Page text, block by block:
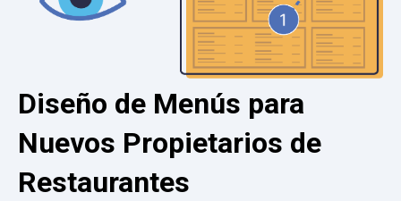
Diseño de Menús para
Nuevos Propietarios de
Restaurantes